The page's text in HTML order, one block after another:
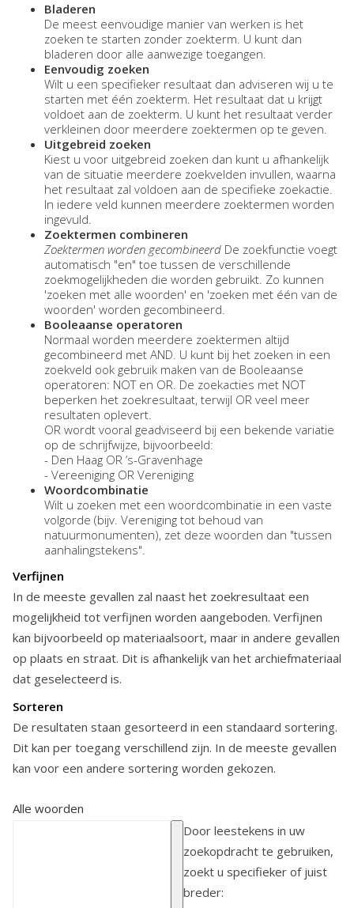
Bladeren
De meest eenvoudige manier van werken is het
zoeken te starten zonder zoekterm. U kunt dan
bladeren door alle aanwezige toegangen.
Eenvoudig zoeken
Wilt u een specifieker resultaat dan adviseren wij u te
starten met één zoekterm. Het resultaat dat u krijgt
voldoet aan de zoekterm. U kunt het resultaat verder
verkleinen door meerdere zoektermen op te geven.
Uitgebreid zoeken
Kiest u voor uitgebreid zoeken dan kunt u afhankelijk
van de situatie meerdere zoekvelden invullen, waarna
het resultaat zal voldoen aan de specifieke zoekactie.
In iedere veld kunnen meerdere zoektermen worden
ingevuld.
Zoektermen combineren
Zoektermen worden gecombineerd De zoekfunctie voegt
automatisch "en" toe tussen de verschillende
zoekmogelijkheden die worden gebruikt. Zo kunnen
'zoeken met alle woorden' en 'zoeken met één van de
woorden' worden gecombineerd.
Booleaanse operatoren
Normaal worden meerdere zoektermen altijd
gecombineerd met AND. U kunt bij het zoeken in een
zoekveld ook gebruik maken van de Booleaanse
operatoren: NOT en OR. De zoekacties met NOT
beperken het zoekresultaat, terwijl OR veel meer
resultaten oplevert.
OR wordt vooral geadviseerd bij een bekende variatie
op de schrijfwijze, bijvoorbeeld:
- Den Haag OR ’s-Gravenhage
- Vereeniging OR Vereniging
Woordcombinatie
Wilt u zoeken met een woordcombinatie in een vaste
volgorde (bijv. Vereniging tot behoud van
natuurmonumenten), zet deze woorden dan "tussen
aanhalingstekens".
Verfijnen
In de meeste gevallen zal naast het zoekresultaat een
mogelijkheid tot verfijnen worden aangeboden. Verfijnen
kan bijvoorbeeld op materiaalsoort, maar in andere gevallen
op plaats en straat. Dit is afhankelijk van het archiefmateriaal
dat geselecteerd is.
Sorteren
De resultaten staan gesorteerd in een standaard sortering.
Dit kan per toegang verschillend zijn. In de meeste gevallen
kan voor een andere sortering worden gekozen.
Alle woorden
Door leestekens in uw
zoekopdracht te gebruiken,
zoekt u specifieker of juist
breder: